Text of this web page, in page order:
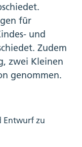
für
und
Zudem
zwei Kleinen
genommen.
Entwurf zu